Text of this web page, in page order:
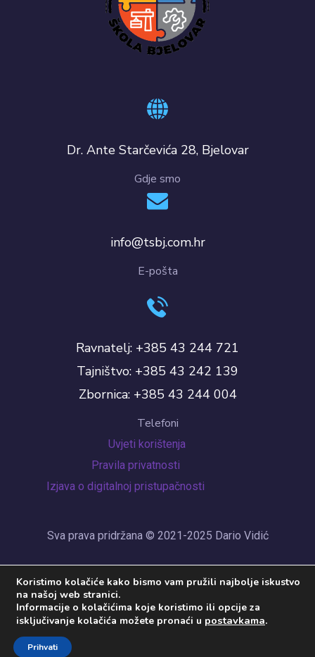
Dr. Ante Starčevića 28, Bjelovar
Gdje smo
info@tsbj.com.hr
E-pošta
Ravnatelj: +385 43 244 721
Tajništvo: +385 43 242 139
Zbornica: +385 43 244 004
Telefoni
Uvjeti korištenja
Pravila privatnosti
Izjava o digitalnoj pristupačnosti
Sva prava pridržana © 2021-2025 Dario Vidić
Koristimo kolačiće kako bismo vam pružili najbolje iskustvo
na našoj web stranici.
Informacije o kolačićima koje koristimo ili opcije za
isključivanje kolačića možete pronaći u postavkama.
Prihvati